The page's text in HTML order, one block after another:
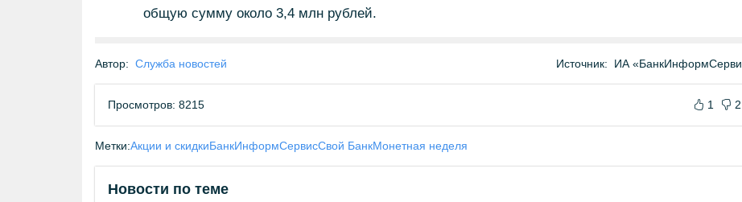
общую сумму около 3,4 млн рублей.
Автор: Служба новостей Источник: ИА
Просмотров: 8215 1 2
Метки:Акции и скидкиБанкИнформСервисСвой БанкМонетная неделя
Новости по теме